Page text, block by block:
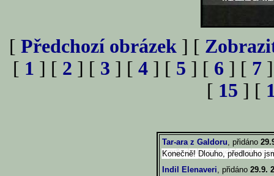
[ Předchozí obrázek ] [
[ 1 ] [ 2 ] [ 3 ] [ 4 ] [ 5 ] [ 6 ] [ 7
[ 15 ] [
Tar-ara z Galdoru, přidáno
Konečně! Dlouho, předlouho
Indil Elenaveri, přidáno 29.9.